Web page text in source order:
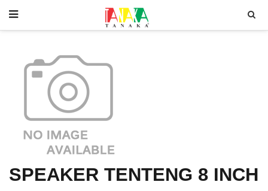
SPEAKER TENTENG 8 INCH